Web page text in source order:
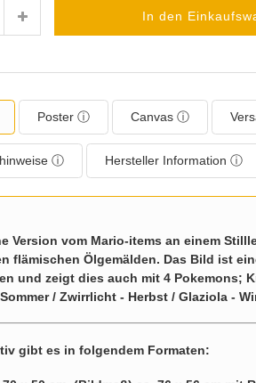
In den
Poster ⓘ Canvas ⓘ
ⓘ Hersteller Information ⓘ
Version vom Mario-items an einem
flämischen Ölgemälden. Das Bild ist
und zeigt dies auch mit 4 Pokemons;
/ Zwirrlicht - Herbst / Glaziola -
gibt es in folgendem Formaten: